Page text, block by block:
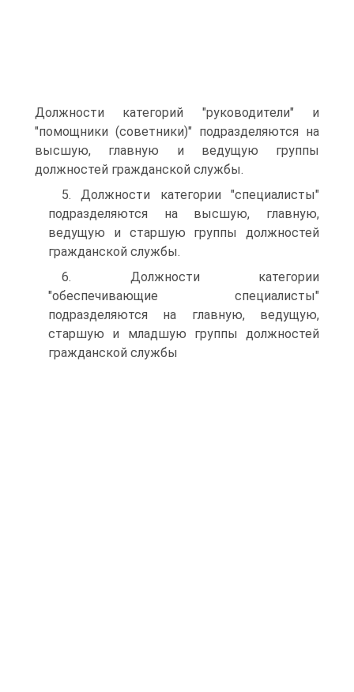
Должности категорий "руководители" и
"помощники (советники)" подразделяются на
высшую, главную и ведущую группы
должностей гражданской службы.
5. Должности категории "специалисты"
подразделяются на высшую, главную,
ведущую и старшую группы должностей
гражданской службы.
6. Должности категории
"обеспечивающие специалисты"
подразделяются на главную, ведущую,
старшую и младшую группы должностей
гражданской службы